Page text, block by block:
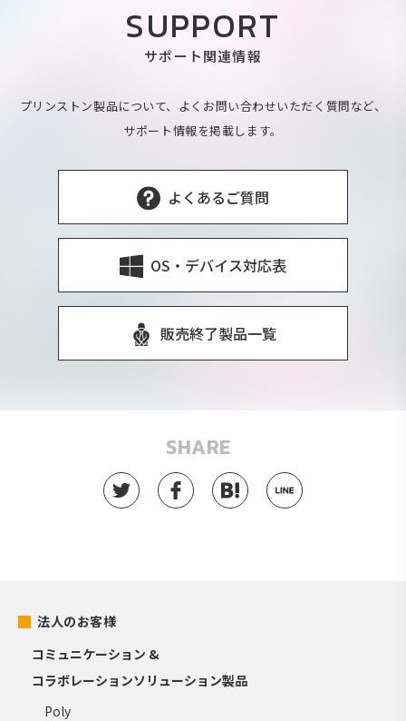
SUPPORT
サポート関連情報
プリンストン製品について、よくお問い合わせいただく質問など、
サポート情報を掲載します。
よくあるご質問
OS・デバイス対応表
販売終了製品一覧
SHARE
法人のお客様
コミュニケーション &
コラボレーションソリューション製品
Poly